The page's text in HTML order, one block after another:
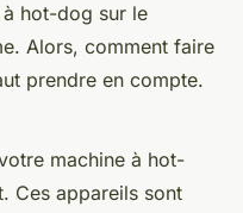
hot-dog sur le
Alors, comment faire
prendre en compte.
machine à hot-
Ces appareils sont